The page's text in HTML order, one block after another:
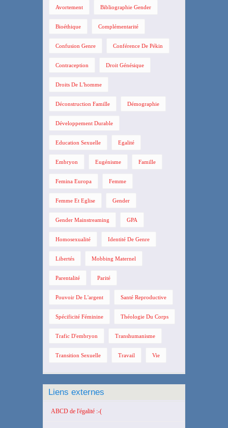
Avortement Bibliographie Gender
Bioéthique Complémentarité
Confusion Genre Conférence De Pékin
Contraception Droit Génésique
Droits De L'homme
Déconstruction Famille Démographie
Développement Durable
Education Sexuelle Egalité
Embryon Eugénisme Famille
Femina Europa Femme
Femme Et Eglise Gender
Gender Mainstreaming GPA
Homosexualité Identité De Genre
Libertés Mobbing Maternel
Parentalité Parité
Pouvoir De L'argent Santé Reproductive
Spécificité Féminine Théologie Du Corps
Trafic D'embryon Transhumanisme
Transition Sexuelle Travail Vie
Liens externes
ABCD de l'égalité :-(